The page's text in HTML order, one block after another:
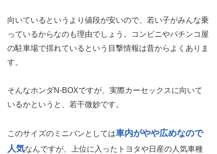
向いているというより値段が安いので、若い子がみんな乗
っているからなのも理由でしょう。コンビニやパチンコ屋
の駐車場で揺れているという目撃情報は昔からよくありま
す。
そんなホンダN-BOXですが、実際カーセックスに向いて
いるかというと、若干微妙です。
このサイズのミニバンとしては車内がやや広めなので
人気なんですが、上位に入ったトヨタや日産の人気車種